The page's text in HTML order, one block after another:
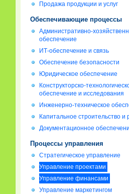
Продажа продукции и услуг
Обеспечивающие процессы
Административно-
обеспечение
ИТ-обеспечение и связь
Обеспечение безопасности
Юридическое обеспечение
Конструкторско-
обеспечение и исследования
Инженерно-техническое
Капитальное строительство и
Документационное
Процессы управления
Стратегическое управление
Управление проектами
Управление финансами
Управление маркетингом